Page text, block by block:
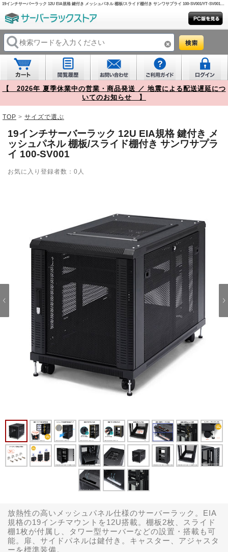
19インチサーバーラック 12U EIA規格 鍵付き メッシュパネル 棚板/スライド棚付き サンワサプライ 100-SV001/YT-SV001【サーバーラックストア】
【 2026年 夏季休業中の営業・商品発送 ／ 地震による配送遅延につ
いてのお知らせ 】
TOP > サイズで選ぶ
19インチサーバーラック 12U EIA規格 鍵付き メ
ッシュパネル 棚板/スライド棚付き サンワサプラ
イ 100-SV001
お気に入り登録者数：0人
放熱性の高いメッシュパネル仕様のサーバーラック。EIA
規格の19インチマウントを12U搭載。棚板2枚、スライド
棚1枚が付属し、タワー型サーバーなどの設置・搭載も可
能。扉、サイドパネルは鍵付き。キャスター、アジャスタ
ーを標準装備。